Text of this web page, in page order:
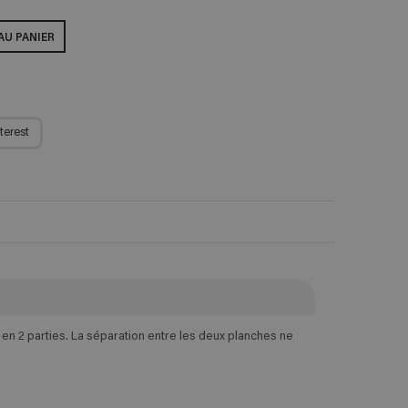
PANIER
2 parties. La séparation entre les deux planches ne